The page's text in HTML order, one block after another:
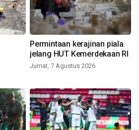
Permintaan kerajinan piala
jelang HUT Kemerdekaan RI
Jumat, 7 Agustus 2026